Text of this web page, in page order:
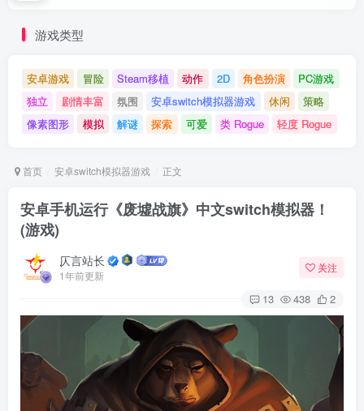
游戏类型
安卓游戏 冒险 Steam移植 动作 2D 角色扮演
PC游戏
独立
剧情丰富 氛围 安卓switch模拟器游戏 休闲
策略
像素图形
模拟 解谜 探索 可爱 类 Rogue 轻度 Rogue
首页 安卓switch模拟器游戏 正文
安卓手机运行《废墟战旗》中文switch模拟器！
(游戏)
仄言站长
1年前更新
关注
13 438 2